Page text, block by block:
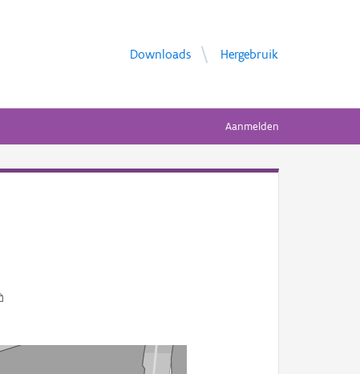
Downloads Hergebruik
Aanmelden